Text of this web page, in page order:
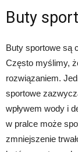
Buty
Buty sportowe są
Często myślimy,
rozwiązaniem.
sportowe
wpływem wody i
w pralce może
zmniejszenie